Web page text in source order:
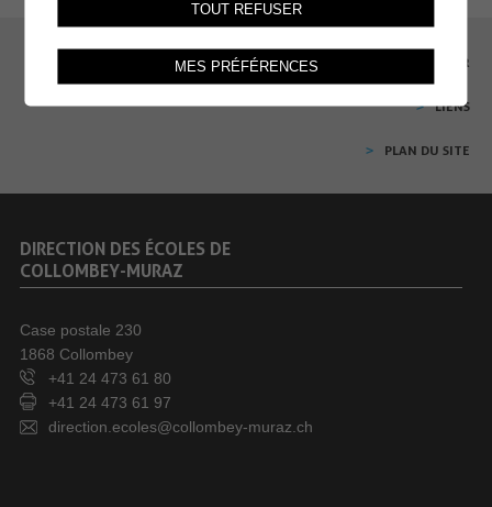
SE CONNECTER
LIENS
PLAN DU SITE
DIRECTION DES ÉCOLES DE
COLLOMBEY-MURAZ
Case postale 230
1868 Collombey
+41 24 473 61 80
+41 24 473 61 97
direction.ecoles@collombey-muraz.ch
TOUT REFUSER
MES PRÉFÉRENCES